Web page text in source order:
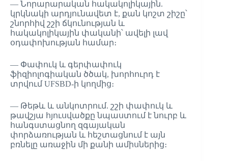
— Նորարարական հակակոլիկային.
կրկնակի արդյունավետ է, քան կոշտ շիշը՝
շնորհիվ շշի ճկունության և
հակակոլիկային փականի՝ ավելի լավ
օդափոխության համար։
— Փափուկ և գերփափուկ
ֆիզիոլոգիական ծծակ, խորհուրդ է
տրվում UFSBD-ի կողմից։
— Թեթև և անկոտրում. շշի փափուկ և
թավշյա հյուսվածքը նպաստում է նուրբ և
հանգստացնող զգայական
փորձառության և հեշտացնում է այն
բռնելը առաջին մի քանի ամիսներից։